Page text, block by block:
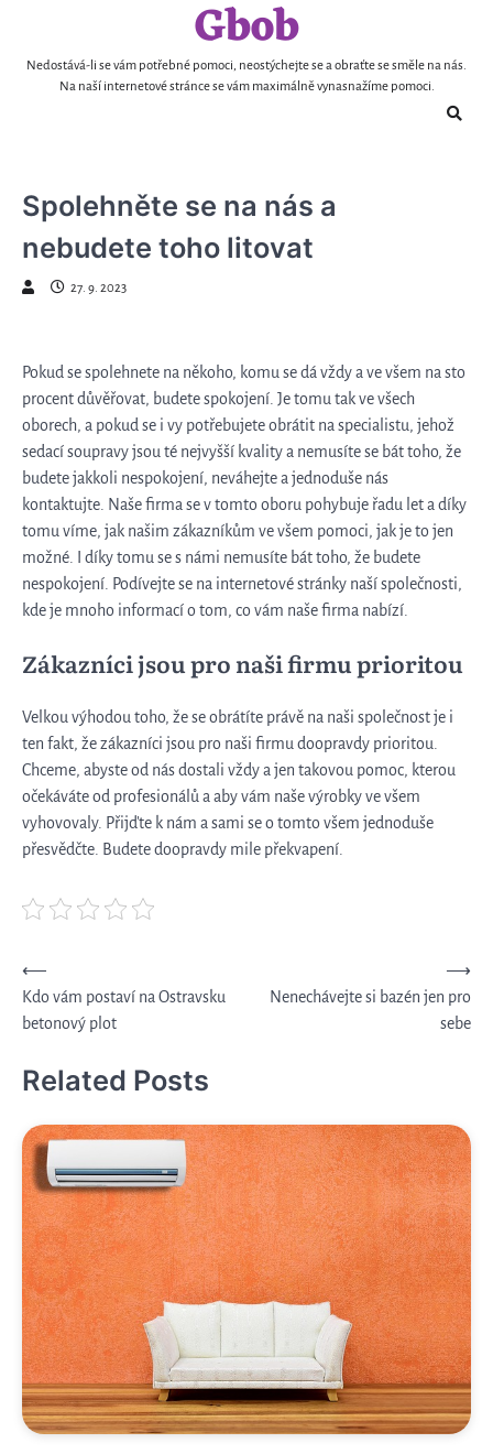
content
Gbob
Nedostává-li se vám potřebné pomoci, neostýchejte se a obraťte se směle na nás.
Na naší internetové stránce se vám maximálně vynasnažíme pomoci.
Spolehněte se na nás a
nebudete toho litovat
27. 9. 2023
Pokud se spolehnete na někoho, komu se dá vždy a ve všem na sto
procent důvěřovat, budete spokojení. Je tomu tak ve všech
oborech, a pokud se i vy potřebujete obrátit na specialistu, jehož
sedací soupravyjsou té nejvyšší kvality a nemusíte se bát toho, že
budete jakkoli nespokojení, neváhejte a jednoduše nás
kontaktujte. Naše firma se v tomto oboru pohybuje řadu let a díky
tomu víme, jak našim zákazníkům ve všem pomoci, jak je to jen
možné. I díky tomu se s námi nemusíte bát toho, že budete
nespokojení. Podívejte se na internetové stránky naší společnosti,
kde je mnoho informací o tom, co vám naše firma nabízí.
Zákazníci jsou pro naši firmu prioritou
Velkou výhodou toho, že se obrátíte právě na naši společnost je i
ten fakt, že zákazníci jsou pro naši firmu doopravdy prioritou.
Chceme, abyste od nás dostali vždy a jen takovou pomoc, kterou
očekáváte od profesionálů a aby vám naše výrobky ve všem
vyhovovaly. Přijďte k nám a sami se o tomto všem jednoduše
přesvědčte. Budete doopravdy mile překvapení.
Navigace
pro
příspěvek
⟵
Kdo vám postaví na Ostravsku
betonový plot
Nenechávejte si bazén jen pro
sebe
⟶
Related Posts